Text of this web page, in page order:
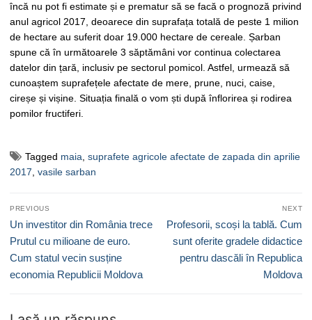
încă nu pot fi estimate și e prematur să se facă o prognoză privind
anul agricol 2017, deoarece din suprafața totală de peste 1 milion
de hectare au suferit doar 19.000 hectare de cereale. Șarban
spune că în următoarele 3 săptămâni vor continua colectarea
datelor din țară, inclusiv pe sectorul pomicol. Astfel, urmează să
cunoaștem suprafețele afectate de mere, prune, nuci, caise,
cireșe și vișine. Situația finală o vom ști după înflorirea și rodirea
pomilor fructiferi.
Tagged maia suprafete agricole afectate de zapada din aprilie
2017 vasile sarban
Navigare
în
articole
PREVIOUS
Previous
post:
Un investitor din România trece
Prutul cu milioane de euro.
Cum statul vecin susține
economia Republicii Moldova
NEXT
Next
post:
Profesorii, scoși la tablă. Cum
sunt oferite gradele didactice
pentru dascăli în Republica
Moldova